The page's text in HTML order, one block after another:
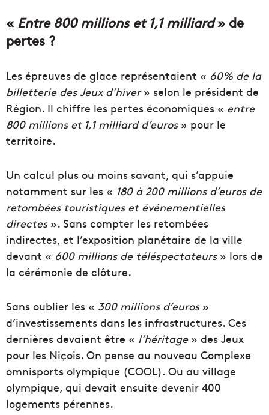
«Entre 800 millions et 1,1 milliard» de
pertes ?
Les épreuves de glace représentaient « 60% de la
billetterie des Jeux d’hiver» selon le président de
Région. Il chiffre les pertes économiques « entre
800 millions et 1,1 milliard d’euros» pour le
territoire.
Un calcul plus ou moins savant, qui s’appuie
notamment sur les « 180 à 200 millions d’euros de
retombées touristiques et événementielles
directes». Sans compter les retombées
indirectes, et l’exposition planétaire de la ville
devant « 600 millions de téléspectateurs» lors de
la cérémonie de clôture.
Sans oublier les « 300 millions d’euros»
d’investissements dans les infrastructures. Ces
dernières devaient être « l’héritage» des Jeux
pour les Niçois. On pense au nouveau Complexe
omnisports olympique (COOL). Ou au village
olympique, qui devait ensuite devenir 400
logements pérennes.